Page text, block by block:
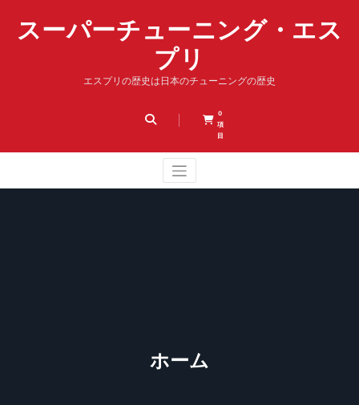
スーパーチューニング・エス
プリ
エスプリの歴史は日本のチューニングの歴史
0
項
目
ホーム